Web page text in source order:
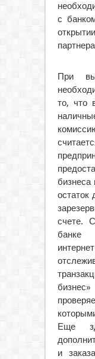
с
При
то, что
бизнеса
остаток
счете.
банке
Еще
и